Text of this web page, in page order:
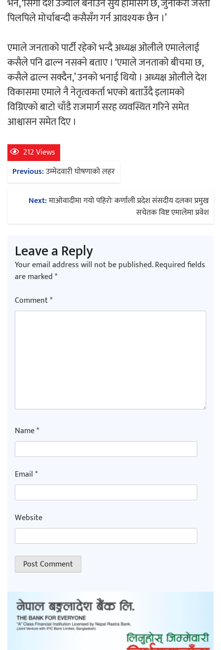
अर्जुन चन्द्रको ‘संवेदनाका प्रतिध्वनि’
‘दुर्गा’ निर्माण गर्दै सम्राट
चलचित्र ‘माया भनेकै यस्तो होला’को शीर्ष गीत
सार्वजनिक
पिलपिले मोर्चाबन्दी कसैसँग गर्न आवश्यक छैन ।’
एमाले जनताको पार्टी रहेको भन्दै अध्यक्ष ओलीले एमालेलाई
कसैले पनि ढाल्न नसक्ने बताए । ‘एमाले जनताको बीचमा छ,
कसैले ढाल्न सक्दैन,’ उनको भनाई थियो । अध्यक्ष ओलीले देश
विकासमा एमाले नै नेतृत्वकर्ता भएको बताउँदै इलामको
विग्रिएको बाटो चाँडै राजमार्ग सरह व्यवस्थित गरिने समेत
आश्वासन समेत दिए ।
212 Views
Post
navigation
Previous:उम्मेदवारी घोषणाको लहर
Next:माओवादीमा गयो पहिरोः कर्णाली प्रदेश संसदीय दलका प्रमुख
सचेतक विष्ट एमालेमा प्रवेश
Leave a Reply
Your email address will not be published.Required fields
are marked*
Comment*
Name*
Email*
Website